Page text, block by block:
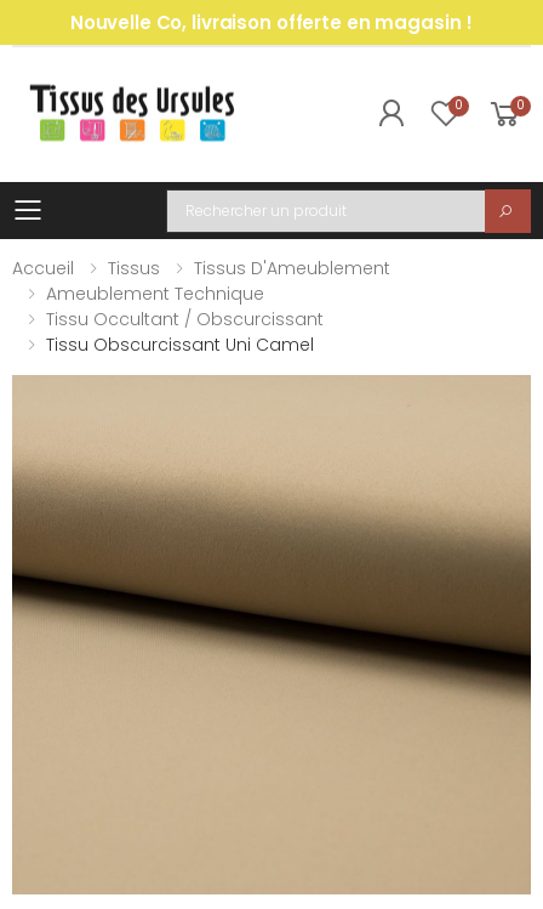
Nouvelle Co, livraison offerte en magasin !
0 0
Toggle mobile menu
Recherche
Accueil
Tissus
Tissus D'Ameublement
Ameublement Technique
Tissu Occultant / Obscurcissant
Tissu Obscurcissant Uni Camel